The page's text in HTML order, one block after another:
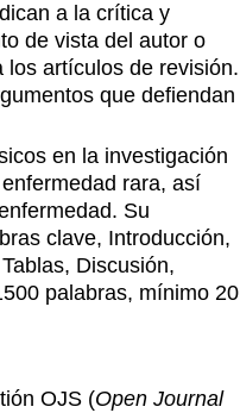
a la crítica y
de vista del autor o
los artículos de revisión.
que defiendan
en la investigación
rara, así
Su
clave, Introducción,
Discusión,
palabras, mínimo 20
OJS (Open Journal